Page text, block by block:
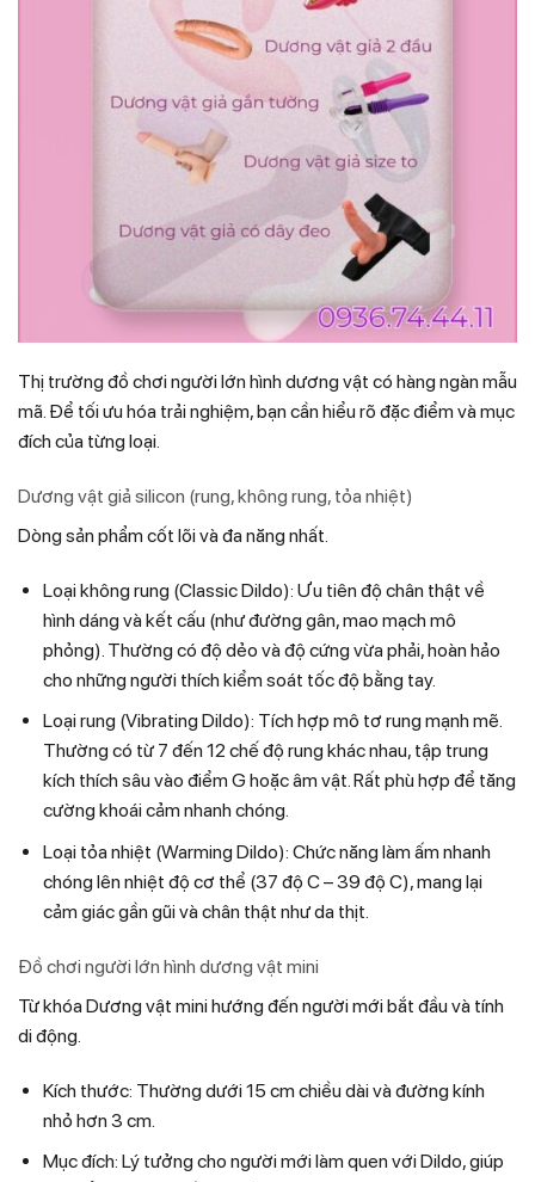
Thị trường đồ chơi người lớn hình dương vật có hàng ngàn mẫu
mã. Để tối ưu hóa trải nghiệm, bạn cần hiểu rõ đặc điểm và mục
đích của từng loại.
Dương vật giả silicon (rung, không rung, tỏa nhiệt)
Dòng sản phẩm cốt lõi và đa năng nhất.
Loại không rung (Classic Dildo): Ưu tiên độ chân thật về
hình dáng và kết cấu (như đường gân, mao mạch mô
phỏng). Thường có độ dẻo và độ cứng vừa phải, hoàn hảo
cho những người thích kiểm soát tốc độ bằng tay.
Loại rung (Vibrating Dildo): Tích hợp mô tơ rung mạnh mẽ.
Thường có từ 7 đến 12 chế độ rung khác nhau, tập trung
kích thích sâu vào điểm G hoặc âm vật. Rất phù hợp để tăng
cường khoái cảm nhanh chóng.
Loại tỏa nhiệt (Warming Dildo): Chức năng làm ấm nhanh
chóng lên nhiệt độ cơ thể (37 độ C – 39 độ C), mang lại
cảm giác gần gũi và chân thật như da thịt.
Đồ chơi người lớn hình dương vật mini
Từ khóa Dương vật mini hướng đến người mới bắt đầu và tính
di động.
Kích thước: Thường dưới 15 cm chiều dài và đường kính
nhỏ hơn 3 cm.
Mục đích: Lý tưởng cho người mới làm quen với Dildo, giúp